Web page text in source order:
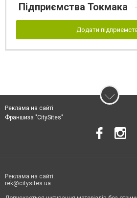
Підприємства Токмака
Додати
Реклама на сайті
Франшиза "CitySites"
Реклама на сайті:
rek@citysites.ua